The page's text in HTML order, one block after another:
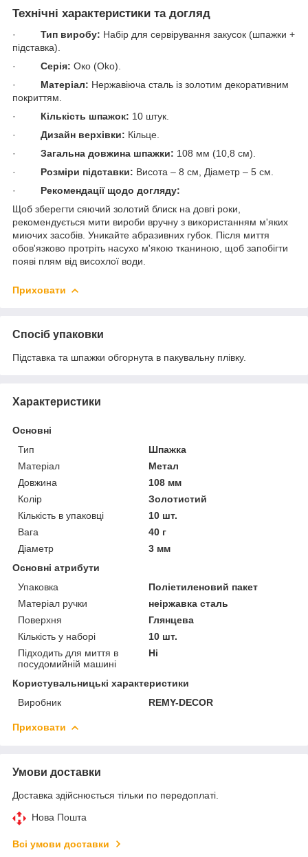
Технічні характеристики та догляд
· Тип виробу: Набір для сервірування закусок (шпажки +
підставка).
· Серія: Око (Oko).
· Матеріал: Нержавіюча сталь із золотим декоративним
покриттям.
· Кількість шпажок: 10 штук.
· Дизайн верхівки: Кільце.
· Загальна довжина шпажки: 108 мм (10,8 см).
· Розміри підставки: Висота – 8 см, Діаметр – 5 см.
· Рекомендації щодо догляду:
Щоб зберегти сяючий золотий блиск на довгі роки,
рекомендується мити вироби вручну з використанням м'яких
миючих засобів. Уникайте абразивних губок. Після миття
обов'язково протріть насухо м'якою тканиною, щоб запобігти
появі плям від висохлої води.
Приховати
Спосіб упаковки
Підставка та шпажки обгорнута в пакувальну плівку.
Характеристики
Основні
Тип
Шпажка
Матеріал
Метал
Довжина
108 мм
Колір
Золотистий
Кількість в упаковці
10 шт.
Вага
40 г
Діаметр
3 мм
Основні атрибути
Упаковка
Поліетиленовий пакет
Матеріал ручки
неіржавка сталь
Поверхня
Глянцева
Кількість у наборі
10 шт.
Підходить для миття в
посудомийній машині
Ні
Користувальницькі характеристики
Виробник
REMY-DECOR
Приховати
Умови доставки
Доставка здійснюється тільки по передоплаті.
Нова Пошта
Всі умови доставки